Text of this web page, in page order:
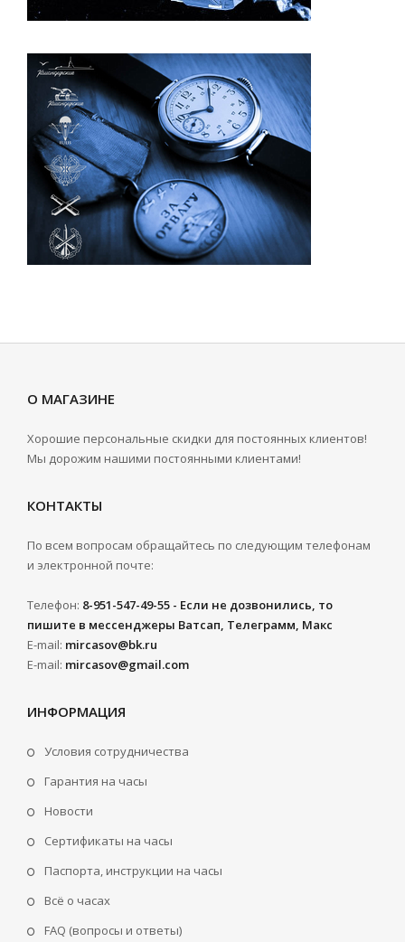
О МАГАЗИНЕ
Хорошие персональные скидки для постоянных клиентов!
Мы дорожим нашими постоянными клиентами!
КОНТАКТЫ
По всем вопросам обращайтесь по следующим телефонам
и электронной почте:
Телефон: 8-951-547-49-55 - Если не дозвонились, то
пишите в мессенджеры Ватсап, Телеграмм, Макс
E-mail: mircasov@bk.ru
E-mail: mircasov@gmail.com
ИНФОРМАЦИЯ
Условия сотрудничества
Гарантия на часы
Новости
Сертификаты на часы
Паспорта, инструкции на часы
Всё о часах
FAQ (вопросы и ответы)